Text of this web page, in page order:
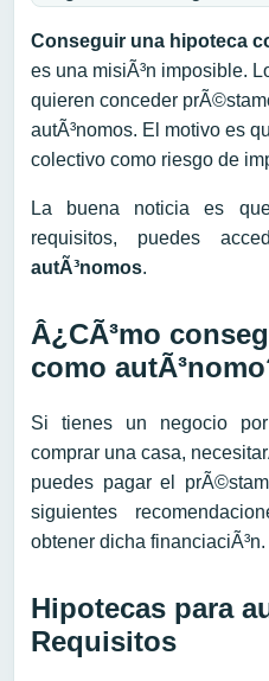
Conseguir una hipoteca
es una misiÃ³n imposible.
quieren conceder
autÃ³nomos. El motivo es
colectivo como riesgo de
La buena noticia es
requisitos, puedes
autÃ³nomos.
Â¿CÃ³mo
como
Si tienes un negocio
comprar una casa,
puedes pagar el
siguientes
obtener dicha financiaciÃ³n.
Hipotecas para
Requisitos